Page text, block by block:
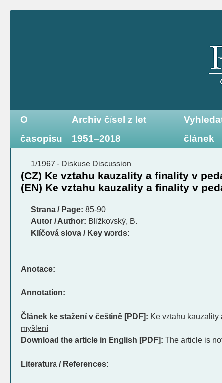
O
časopisu
Archiv čísel z let
1951–2018
článek
1/1967 - Diskuse Discussion
(CZ) Ke vztahu kauzality a finality v
(EN) Ke vztahu kauzality a finality v
Strana / Page: 85-90
Autor / Author: Blížkovský, B.
Klíčová slova / Key words:
Anotace:
Annotation:
Článek ke stažení v češtině [PDF]: Ke vztahu kauzality
myšlení
Download the article in English [PDF]: The article is
Literatura / References: